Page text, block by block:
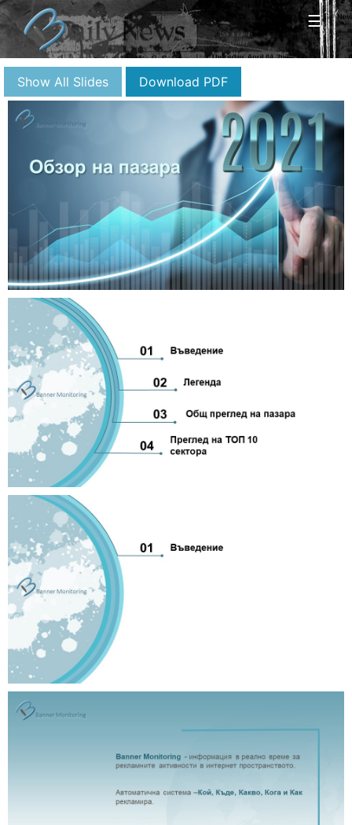
☰
Show All Slides Download PDF